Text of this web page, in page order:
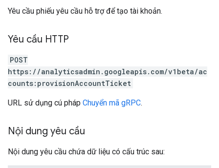
Yêu cầu phiếu yêu cầu hỗ trợ để tạo tài khoản.
Yêu cầu HTTP
POST
https://analyticsadmin.googleapis.com/v1beta/ac
counts:provisionAccountTicket
URL sử dụng cú pháp Chuyển mã gRPC.
Nội dung yêu cầu
Nội dung yêu cầu chứa dữ liệu có cấu trúc sau: